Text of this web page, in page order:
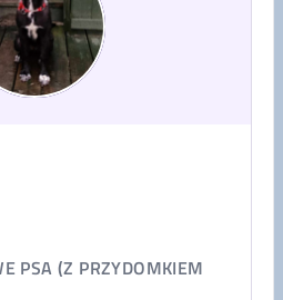
PSA (Z PRZYDOMKIEM